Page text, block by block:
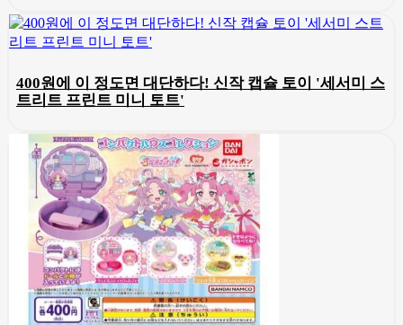
400원에 이 정도면 대단하다! 신작 캡슐 토이 '세서미 스
트리트 프린트 미니 토트'